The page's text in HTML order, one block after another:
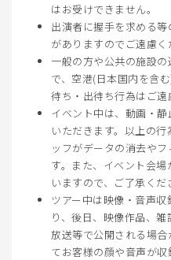
はお受けできません。
出演者に握手を求める
がありますのでご遠慮く
一般の方や公共の施設
で、空港(日本国内を含
待ち・出待ち行為はご遠
イベント中は、動画・
いただきます。以上の
ッフがデータの消去や
す。また、イベント会
いますので、ご了承くだ
ツアー中は映像・音声
り、後日、映像作品、
放送等で公開される場
てお客様の顔や音声が